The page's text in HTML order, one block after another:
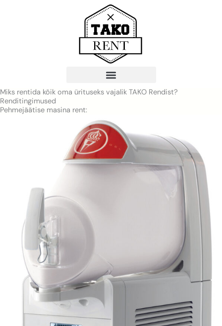
Miks rentida kõik oma ürituseks vajalik TAKO Rendist?
Renditingimused
Pehmejäätise masina rent: